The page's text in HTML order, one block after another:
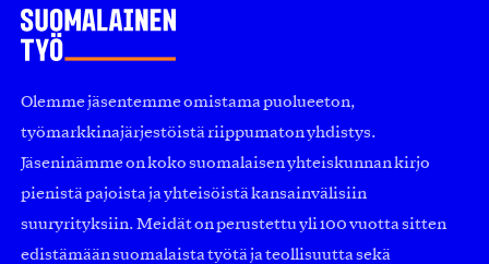
Olemme jäsentemme omistama puolueeton,
työmarkkinajärjestöistä riippumaton yhdistys.
Jäseninämme on koko suomalaisen yhteiskunnan kirjo
pienistä pajoista ja yhteisöistä kansainvälisiin
suuryrityksiin. Meidät on perustettu yli 100 vuotta sitten
edistämään suomalaista työtä ja teollisuutta sekä